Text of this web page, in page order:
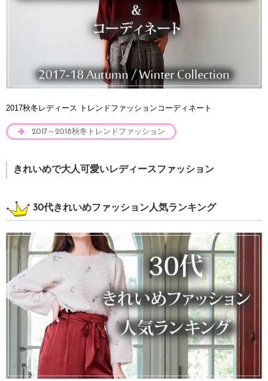
2017秋冬レディース トレンドファッションコーディネート
2017～2018秋冬トレンドファッション
きれいめで大人可愛いレディースファッション
30代きれいめファッション人気ランキング